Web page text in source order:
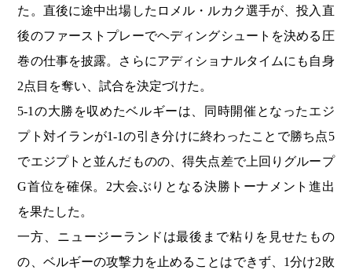
た。直後に途中出場したロメル・ルカク選手が、投入直
後のファーストプレーでヘディングシュートを決める圧
巻の仕事を披露。さらにアディショナルタイムにも自身
2点目を奪い、試合を決定づけた。
5-1の大勝を収めたベルギーは、同時開催となったエジ
プト対イランが1-1の引き分けに終わったことで勝ち点5
でエジプトと並んだものの、得失点差で上回りグループ
G首位を確保。2大会ぶりとなる決勝トーナメント進出
を果たした。
一方、ニュージーランドは最後まで粘りを見せたもの
の、ベルギーの攻撃力を止めることはできず、1分け2敗